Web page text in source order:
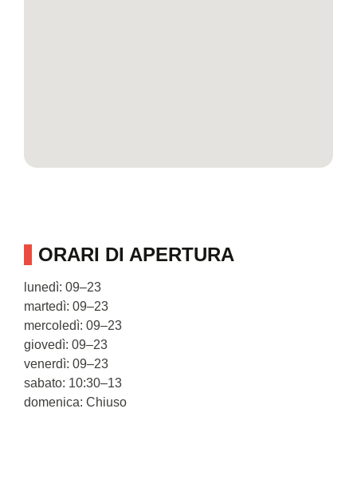
ORARI DI APERTURA
lunedì: 09–23
martedì: 09–23
mercoledì: 09–23
giovedì: 09–23
venerdì: 09–23
sabato: 10:30–13
domenica: Chiuso